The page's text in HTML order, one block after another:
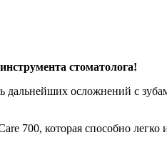
стоматолога!
дальнейших осложнений с
700, которая способно легко